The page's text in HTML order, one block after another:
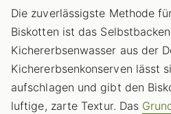
Die zuverlässigste Methode
Biskotten ist das
Kichererbsenwasser aus der
Kichererbsenkonserven lässt
aufschlagen und gibt den
luftige, zarte Textur. Das